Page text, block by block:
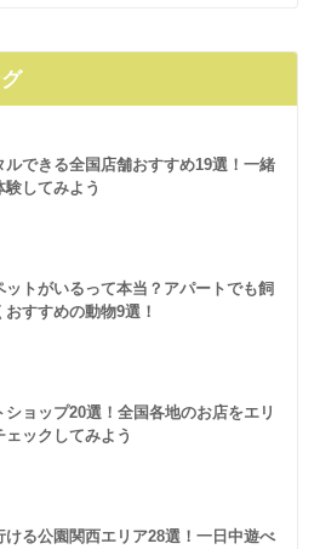
ルできる全国店舗おすすめ19選！一緒
験してみよう
ットがいるって本当？アパートでも飼
おすすめの動物9選！
ショップ20選！全国各地のお店をエリ
ェックしてみよう
ける公園関西エリア28選！一日中遊べ